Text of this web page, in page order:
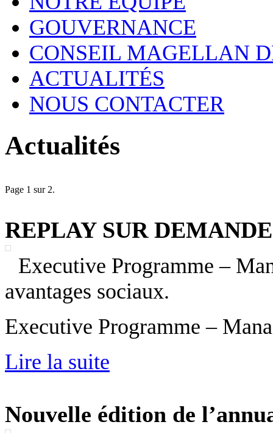
GOUVERNANCE
CONSEIL MAGELLAN
ACTUALITÉS
NOUS CONTACTER
Actualités
Page 1 sur 2.
REPLAY SUR
Executive Programme –
avantages sociaux.
Executive Programme –
Lire la suite
Nouvelle édition de